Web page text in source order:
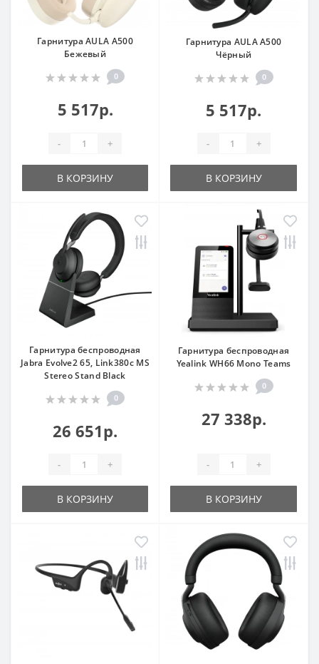
Гарнитура AULA A500
Бежевый
0
5 517р.
- +
В КОРЗИНУ
Гарнитура AULA A500
Чёрный
0
5 517р.
- +
В КОРЗИНУ
Гарнитура беспроводная
Jabra Evolve2 65, Link380c MS
Stereo Stand Black
0
26 651р.
- +
В КОРЗИНУ
Гарнитура беспроводная
Yealink WH66 Mono Teams
0
27 338р.
- +
В КОРЗИНУ